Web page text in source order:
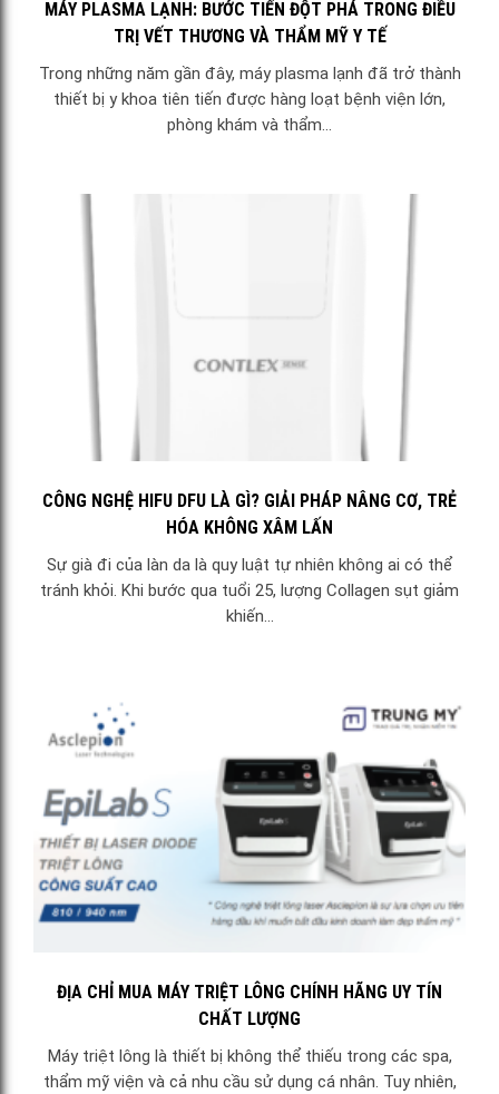
MÁY PLASMA LẠNH: BƯỚC TIẾN ĐỘT PHÁ TRONG ĐIỀU
TRỊ VẾT THƯƠNG VÀ THẨM MỸ Y TẾ
Trong những năm gần đây, máy plasma lạnh đã trở thành
thiết bị y khoa tiên tiến được hàng loạt bệnh viện lớn,
phòng khám và thẩm...
CÔNG NGHỆ HIFU DFU LÀ GÌ? GIẢI PHÁP NÂNG CƠ, TRẺ
HÓA KHÔNG XÂM LẤN
Sự già đi của làn da là quy luật tự nhiên không ai có thể
tránh khỏi. Khi bước qua tuổi 25, lượng Collagen sụt giảm
khiến...
ĐỊA CHỈ MUA MÁY TRIỆT LÔNG CHÍNH HÃNG UY TÍN
CHẤT LƯỢNG
Máy triệt lông là thiết bị không thể thiếu trong các spa,
thẩm mỹ viện và cả nhu cầu sử dụng cá nhân. Tuy nhiên,